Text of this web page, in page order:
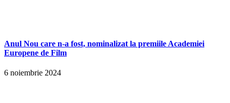
Anul Nou care n-a fost, nominalizat la premiile Academiei
Europene de Film
6 noiembrie 2024